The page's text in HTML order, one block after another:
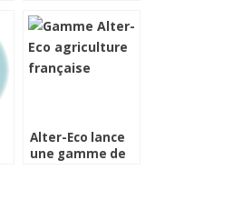
Alter-Eco lance
une gamme de